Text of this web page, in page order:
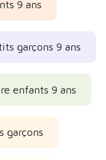
9 ans
garçons 9 ans
enfants 9 ans
garçons